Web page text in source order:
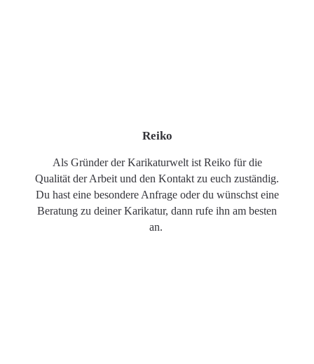
Reiko
Als Gründer der Karikaturwelt ist Reiko für die
Qualität der Arbeit und den Kontakt zu euch zuständig.
Du hast eine besondere Anfrage oder du wünschst eine
Beratung zu deiner Karikatur, dann rufe ihn am besten
an.